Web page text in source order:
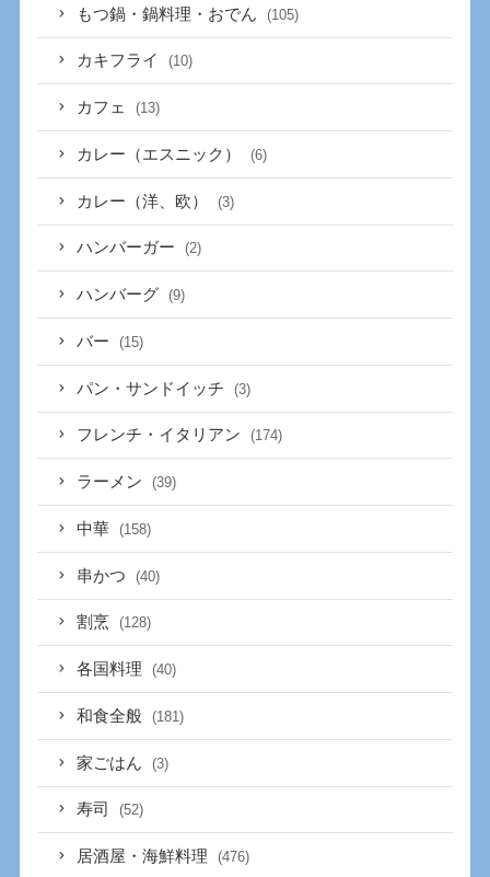
もつ鍋・鍋料理・おでん (105)
カキフライ (10)
カフェ (13)
カレー（エスニック） (6)
カレー（洋、欧） (3)
ハンバーガー (2)
ハンバーグ (9)
バー (15)
パン・サンドイッチ (3)
フレンチ・イタリアン (174)
ラーメン (39)
中華 (158)
串かつ (40)
割烹 (128)
各国料理 (40)
和食全般 (181)
家ごはん (3)
寿司 (52)
居酒屋・海鮮料理 (476)